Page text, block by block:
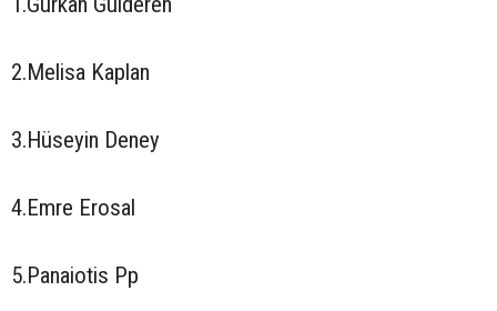
2.Melisa Kaplan
3.Hüseyin Deney
4.Emre Erosal
5.Panaiotis Pp